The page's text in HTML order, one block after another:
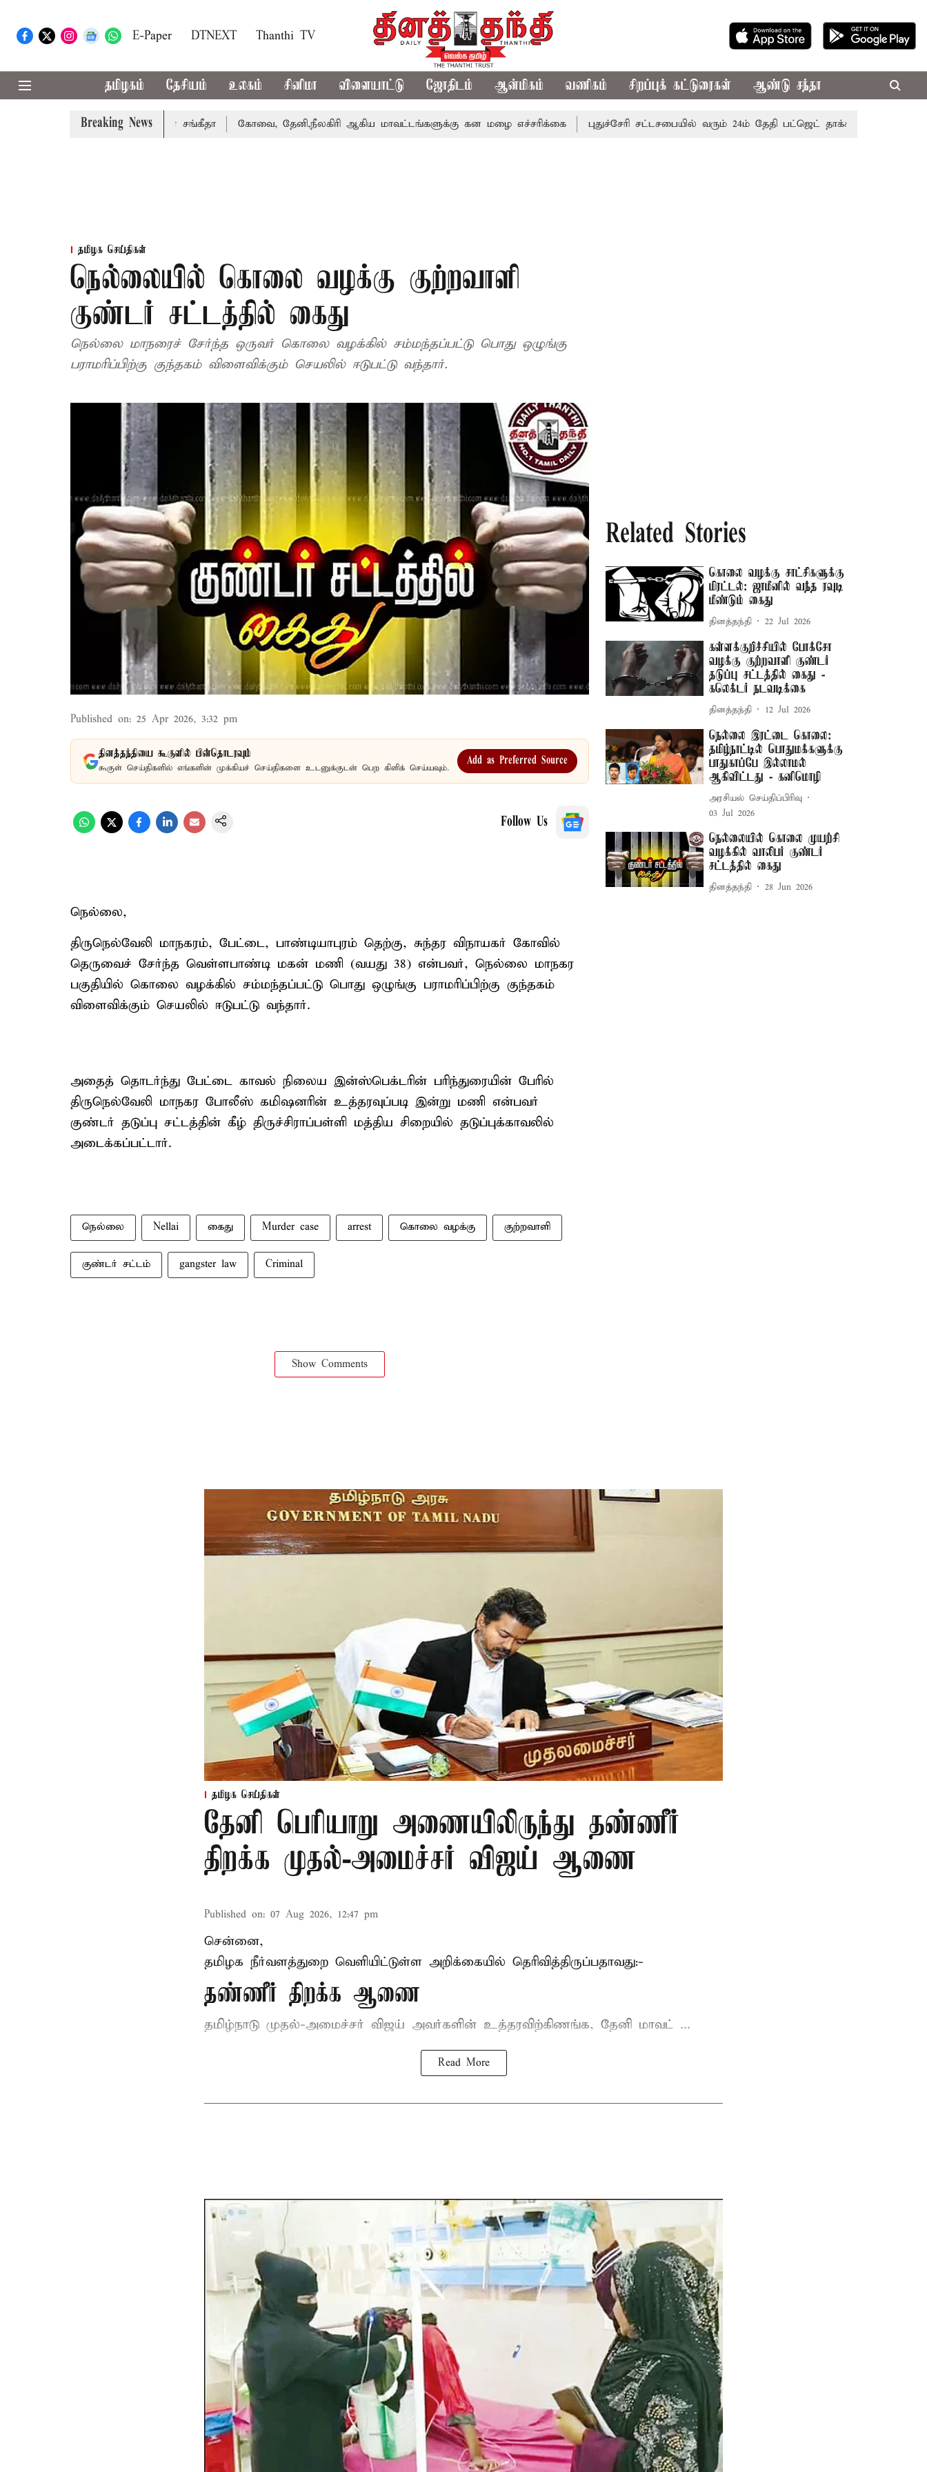
E-Paper DTNEXT Thanthi TV
தமிழகம் தேசியம் உலகம் சினிமா விளையாட்டு ஜோதிடம் ஆன்மிகம் வணிகம் சிறப்புக் கட்டுரைகள் ஆண்டு சந்தா
Breaking News
வழக்கை வாபஸ் பெற்றார் சங்கீதா கோவை, தேனி,நீலகிரி ஆகிய மாவட்டங்களுக்கு கன மழை எச்சரிக்கை புதுச்சேரி சட்டசபையில் வரும் 24ம் தேதி பட்ஜெட் தாக்கல் செய்கிறார் முதல்-
தமிழக செய்திகள்
நெல்லையில் கொலை வழக்கு குற்றவாளி
குண்டர் சட்டத்தில் கைது
நெல்லை மாநரைச் சேர்ந்த ஒருவர் கொலை வழக்கில் சம்மந்தப்பட்டு பொது ஒழுங்கு
பராமரிப்பிற்கு குந்தகம் விளைவிக்கும் செயலில் ஈடுபட்டு வந்தார்.
Published on: 25 Apr 2026, 3:32 pm
தினத்தந்தியை கூகுளில் பின்தொடரவும்
கூகுள் செய்திகளில் எங்களின் முக்கியச் செய்திகளை உடனுக்குடன் பெற கிளிக் செய்யவும்.
Add as Preferred Source
Follow Us
நெல்லை,
திருநெல்வேலி மாநகரம், பேட்டை, பாண்டியாபுரம் தெற்கு, சுந்தர விநாயகர் கோவில்
தெருவைச் சேர்ந்த வெள்ளபாண்டி மகன் மணி (வயது 38) என்பவர், நெல்லை மாநகர
பகுதியில் கொலை வழக்கில் சம்மந்தப்பட்டு பொது ஒழுங்கு பராமரிப்பிற்கு குந்தகம்
விளைவிக்கும் செயலில் ஈடுபட்டு வந்தார்.
அதைத் தொடர்ந்து பேட்டை காவல் நிலைய இன்ஸ்பெக்டரின் பரிந்துரையின் பேரில்
திருநெல்வேலி மாநகர போலீஸ் கமிஷனரின் உத்தரவுப்படி இன்று மணி என்பவர்
குண்டர் தடுப்பு சட்டத்தின் கீழ் திருச்சிராப்பள்ளி மத்திய சிறையில் தடுப்புக்காவலில்
அடைக்கப்பட்டார்.
நெல்லை Nellai கைது Murder case arrest கொலை வழக்கு குற்றவாளி
குண்டர் சட்டம் gangster law Criminal
Show Comments
Related Stories
கொலை வழக்கு சாட்சிகளுக்கு
மிரட்டல்: ஜாமீனில் வந்த ரவுடி
மீண்டும் கைது
தினத்தந்தி 22 Jul 2026
கள்ளக்குறிச்சியில் போக்சோ
வழக்கு குற்றவாளி குண்டர்
தடுப்பு சட்டத்தில் கைது -
கலெக்டர் நடவடிக்கை
தினத்தந்தி 12 Jul 2026
நெல்லை இரட்டை கொலை:
தமிழ்நாட்டில் பொதுமக்களுக்கு
பாதுகாப்பே இல்லாமல்
ஆகிவிட்டது - கனிமொழி
அரசியல் செய்திப்பிரிவு
03 Jul 2026
நெல்லையில் கொலை முயற்சி
வழக்கில் வாலிபர் குண்டர்
சட்டத்தில் கைது
தினத்தந்தி 28 Jun 2026
தமிழக செய்திகள்
தேனி பெரியாறு அணையிலிருந்து தண்ணீர்
திறக்க முதல்-அமைச்சர் விஜய் ஆணை
Published on: 07 Aug 2026, 12:47 pm
சென்னை,
தமிழக நீர்வளத்துறை வெளியிட்டுள்ள அறிக்கையில் தெரிவித்திருப்பதாவது:-
தண்ணீர் திறக்க ஆணை
தமிழ்நாடு முதல்-அமைச்சர் விஜய் அவர்களின் உத்தரவிற்கிணங்க, தேனி மாவட் ...
Read More